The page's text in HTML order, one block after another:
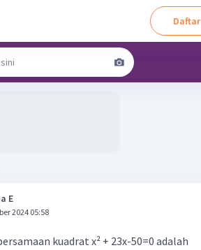
Daftar
E
2024 05:58
kuadrat x² + 23x-50=0 adalah